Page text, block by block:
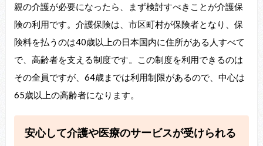
親の介護が必要になったら、まず検討すべきことが介護保
険の利用です。介護保険は、市区町村が保険者となり、保
険料を払うのは40歳以上の日本国内に住所がある人すべて
で、高齢者を支える制度です。この制度を利用できるのは
その全員ですが、64歳までは利用制限があるので、中心は
65歳以上の高齢者になります。
安心して介護や医療のサービスが受けられる